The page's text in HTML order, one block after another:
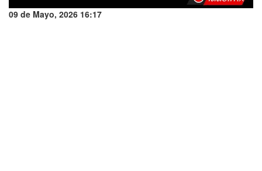
09 de Mayo, 2026 16:17